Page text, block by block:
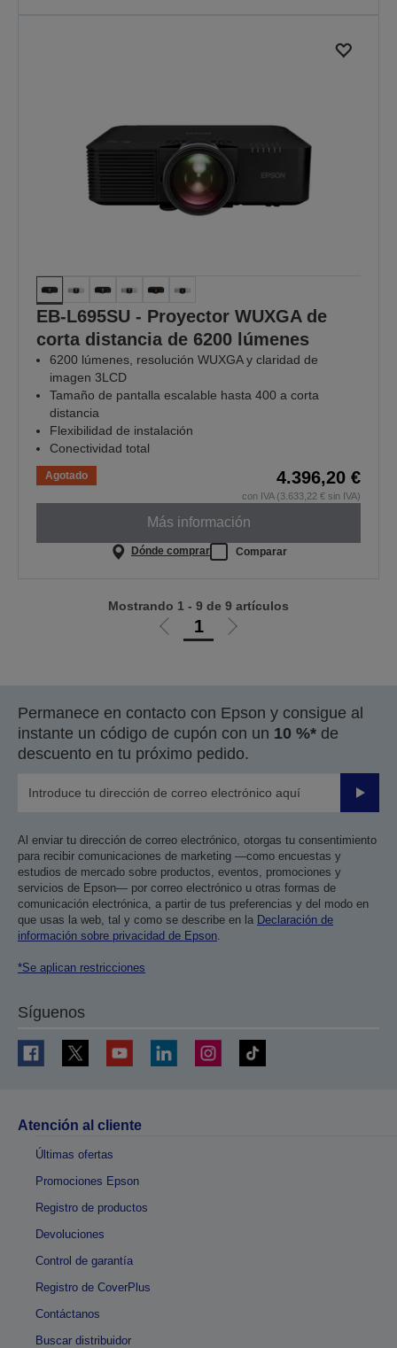
EB-L695SU - Proyector WUXGA de
corta distancia de 6200 lúmenes
6200 lúmenes, resolución WUXGA y claridad de
imagen 3LCD
Tamaño de pantalla escalable hasta 400 a corta
distancia
Flexibilidad de instalación
Conectividad total
Agotado 4.396,20 €
con IVA (3.633,22 € sin IVA)
Más información
Dónde comprar Comparar
Ir
anterior
1
Ir
siguiente
Mostrando 1 - 9 de 9 artículos
Permanece en contacto con Epson y consigue al
instante un código de cupón con un 10 %* de
descuento en tu próximo pedido.
Enviar
Al enviar tu dirección de correo electrónico, otorgas tu consentimiento
para recibir comunicaciones de marketing —como encuestas y
estudios de mercado sobre productos, eventos, promociones y
servicios de Epson— por correo electrónico u otras formas de
comunicación electrónica, a partir de tus preferencias y del modo en
que usas la web, tal y como se describe en la Declaración de
información sobre privacidad de Epson
*Se aplican restricciones
Síguenos
Atención al cliente
Últimas ofertas
Promociones Epson
Registro de productos
Devoluciones
Control de garantía
Registro de CoverPlus
Contáctanos
Buscar distribuidor